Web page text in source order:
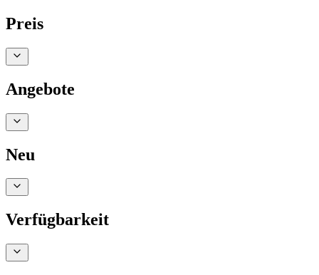
Preis
Angebote
Neu
Verfügbarkeit